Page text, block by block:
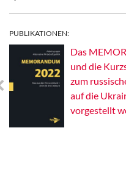
PUBLIKATIONEN:
Das
und die
zum
auf die
vorgestellt